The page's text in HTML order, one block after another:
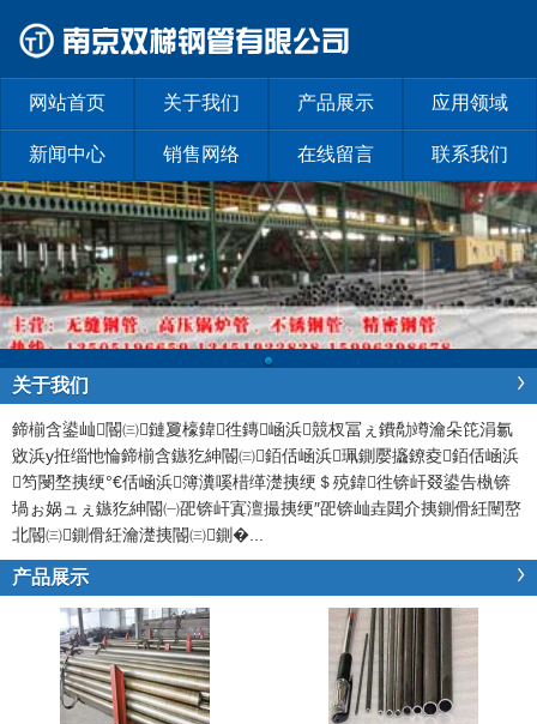
网站首页 关于我们 产品展示 应用领域
新闻中心 销售网络 在线留言 联系我们
关于我们
鍗椾含鍙屾閽㈢鏈夐檺鍏徃鏄崡浜競杈冨ぇ鐨勪竴瀹朵笓涓氱
敓浜у拰缁忚惀鍗椾含鏃犵紳閽㈢銆佸崡浜珮鍘嬮攨鐐夌銆佸崡浜
笉閿堥挗绠°€佸崡浜簿瀵嗘棤缂濋挗绠＄殑鍏徃锛屽叕鍙告槸锛
堝ぉ娲ュぇ鏃犵紳閽㈠巶锛屽寘澶撮挗绠″巶锛屾垚閮介挗鍘傦紝闉嶅
北閽㈢鍘傦紝瀹濋挗閽㈢鍘�
产品展示